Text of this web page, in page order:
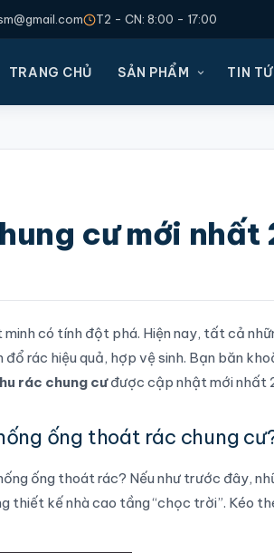
T2 - CN: 8:00 - 17:00
TRANG CHỦ SẢN PHẨM TIN
cư mới nhất
có tính đột phá. Hiện nay, tất cả
rác hiệu quả, hợp vệ sinh. Bạn băn
rác chung cưđược cập nhật mới nhất
ống thoát rác chung
ống thoát rác? Nếu như trước đây,
thiết kế nhà cao tầng “chọc trời”. Kéo